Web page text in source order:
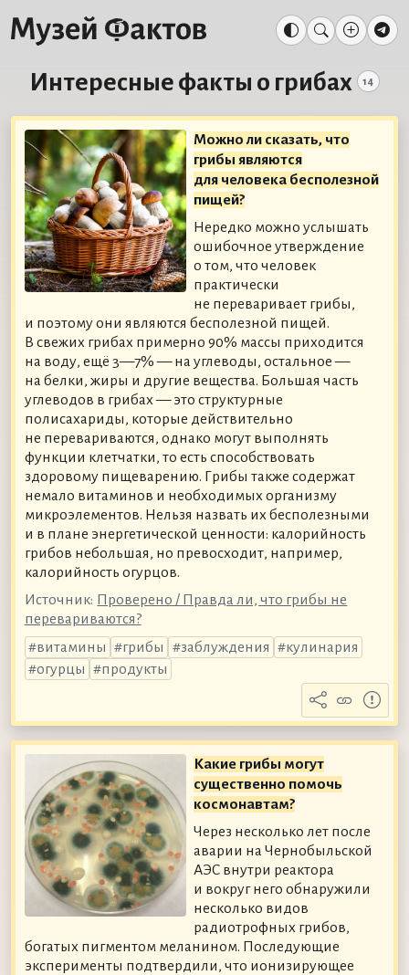
Интересные факты о грибах 14
Можно ли сказать, что
грибы являются
для человека бесполезной
пищей?
Нередко можно услышать
ошибочное утверждение
о том, что человек
практически
не переваривает грибы,
и поэтому они являются бесполезной пищей.
В свежих грибах примерно 90% массы приходится
на воду, ещё 3—7% — на углеводы, остальное —
на белки, жиры и другие вещества. Большая часть
углеводов в грибах — это структурные
полисахариды, которые действительно
не перевариваются, однако могут выполнять
функции клетчатки, то есть способствовать
здоровому пищеварению. Грибы также содержат
немало витаминов и необходимых организму
микроэлементов. Нельзя назвать их бесполезными
и в плане энергетической ценности: калорийность
грибов небольшая, но превосходит, например,
калорийность огурцов.
Источник: Проверено / Правда ли, что грибы не
перевариваются?
витамины
грибы заблуждения
кулинария
огурцы
продукты
Какие грибы могут
существенно помочь
космонавтам?
Через несколько лет после
аварии на Чернобыльской
АЭС внутри реактора
и вокруг него обнаружили
несколько видов
радиотрофных грибов,
богатых пигментом меланином. Последующие
эксперименты подтвердили, что ионизирующее